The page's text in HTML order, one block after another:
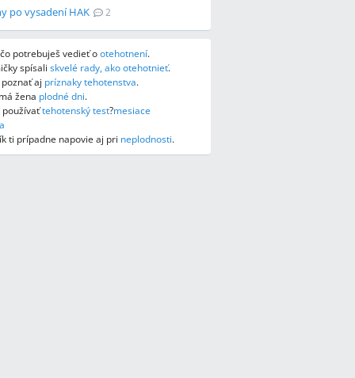
po vysadení HAK 2
potrebuješ vedieť ootehotnení.
spísali skvelé rady, ako otehotnieť.
aj príznaky tehotenstva.
žena plodné dni.
používaťtehotenský test?mesiace
ti prípadne napovie aj pri neplodnosti.